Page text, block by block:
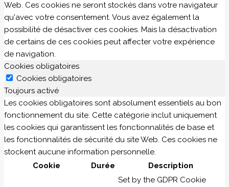
Web. Ces cookies ne seront stockés dans votre navigateur
qu'avec votre consentement. Vous avez également la
possibilité de désactiver ces cookies. Mais la désactivation
de certains de ces cookies peut affecter votre expérience
de navigation.
Cookies obligatoires
Cookies obligatoires
Toujours activé
Les cookies obligatoires sont absolument essentiels au bon
fonctionnement du site. Cette catégorie inclut uniquement
les cookies qui garantissent les fonctionnalités de base et
les fonctionnalités de sécurité du site Web. Ces cookies ne
stockent aucune information personnelle.
Cookie
Durée Description
Set by the GDPR Cookie